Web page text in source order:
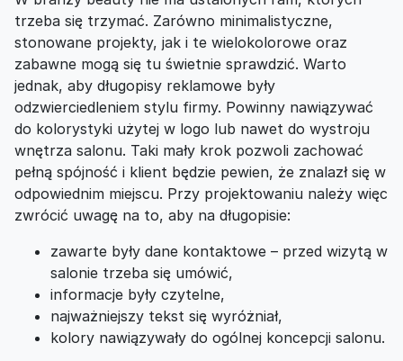
trzeba się trzymać. Zarówno minimalistyczne,
stonowane projekty, jak i te wielokolorowe oraz
zabawne mogą się tu świetnie sprawdzić. Warto
jednak, aby długopisy reklamowe były
odzwierciedleniem stylu firmy. Powinny nawiązywać
do kolorystyki użytej w logo lub nawet do wystroju
wnętrza salonu. Taki mały krok pozwoli zachować
pełną spójność i klient będzie pewien, że znalazł się w
odpowiednim miejscu. Przy projektowaniu należy więc
zwrócić uwagę na to, aby na długopisie:
zawarte były dane kontaktowe – przed wizytą w
salonie trzeba się umówić,
informacje były czytelne,
najważniejszy tekst się wyróżniał,
kolory nawiązywały do ogólnej koncepcji salonu.